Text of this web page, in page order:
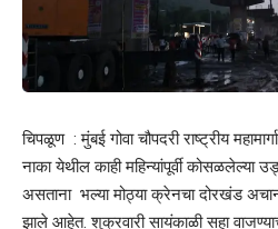
चिपळूण : मुंबई गोवा चौपदरी राष्ट्रीय
नाका येथील काही महिन्यांपूर्वी कोसळलेल्या
असताना भल्या मोठ्या क्रेनचा दोरखंड
झाले आहेत. शुक्रवारी सायंकाळी सहा